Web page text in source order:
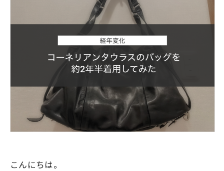
こんにちは。